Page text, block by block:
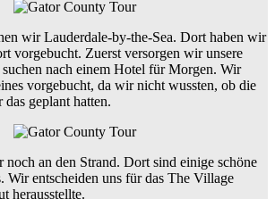
wir Lauderdale-by-the-Sea. Dort haben wir
vorgebucht. Zuerst versorgen wir unsere
nach einem Hotel für Morgen. Wir
vorgebucht, da wir nicht wussten, ob die
geplant hatten.
an den Strand. Dort sind einige schöne
Wir entscheiden uns für das The Village
herausstellte.